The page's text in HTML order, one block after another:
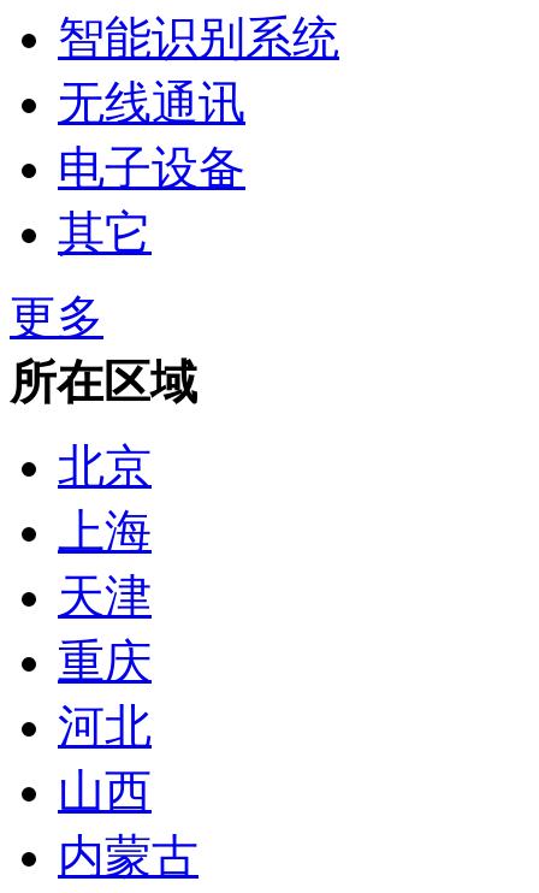
智能识别系统
无线通讯
电子设备
其它
更多
所在区域
北京
上海
天津
重庆
河北
山西
内蒙古